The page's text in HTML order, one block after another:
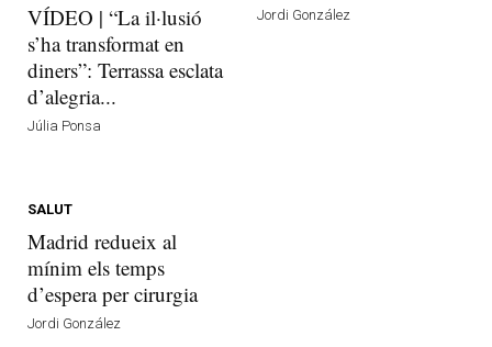
VÍDEO | “La il·lusió
s’ha transformat en
diners”: Terrassa esclata
d’alegria...
Júlia Ponsa
Jordi González
SALUT
Madrid redueix al
mínim els temps
d’espera per cirurgia
Jordi González